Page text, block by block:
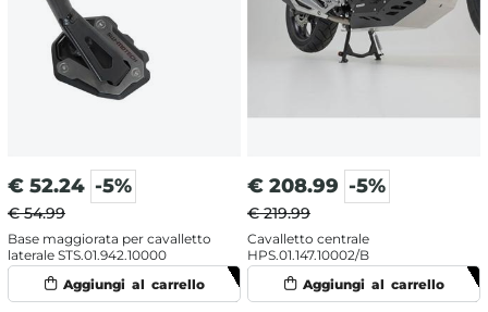
€ 52.24 -5%
€ 54.99
Base maggiorata per cavalletto
laterale STS.01.942.10000
€ 208.99 -5%
€ 219.99
Cavalletto centrale
HPS.01.147.10002/B